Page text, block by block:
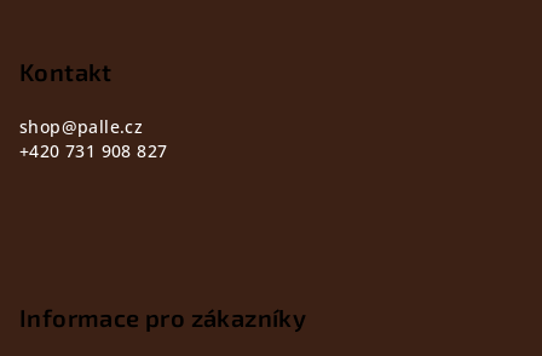
Kontakt
shop@palle.cz
+420 731 908 827
Informace pro zákazníky